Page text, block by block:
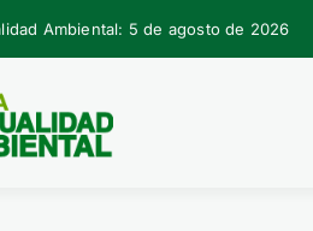
Ambiental: 5 de agosto de 2026